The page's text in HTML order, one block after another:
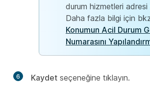
durum hizmetleri
Daha fazla bilgi için
Konumun Acil Durum
Numarasını
6 Kaydet seçeneğine tıklayın.